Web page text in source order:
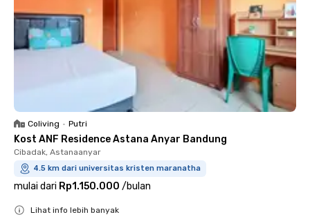
Coliving • Putri
Kost ANF Residence Astana Anyar Bandung
Cibadak, Astanaanyar
4.5 km dari universitas kristen maranatha
mulai dari Rp1.150.000 /bulan
Lihat info lebih banyak